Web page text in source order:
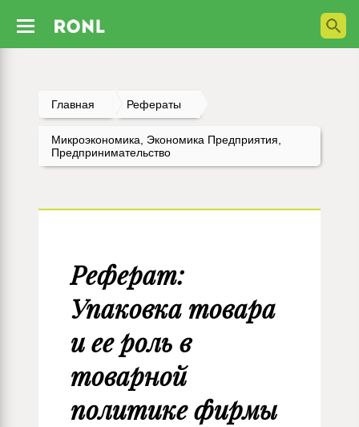
Главная Рефераты
Микроэкономика, Экономика Предприятия,
Предпринимательство
Реферат:
Упаковка товара
и ее роль в
товарной
политике фирмы